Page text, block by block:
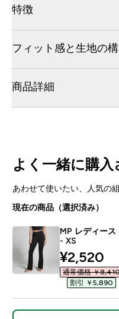
特徴
フィット感と生地の
商品詳細
よく一緒に購
あわせて使いたい、人気の
現在の商品（選択済み）
MP レディー
- XS
¥2,520‎
通常価格 ￥
割引 ￥5,890‎